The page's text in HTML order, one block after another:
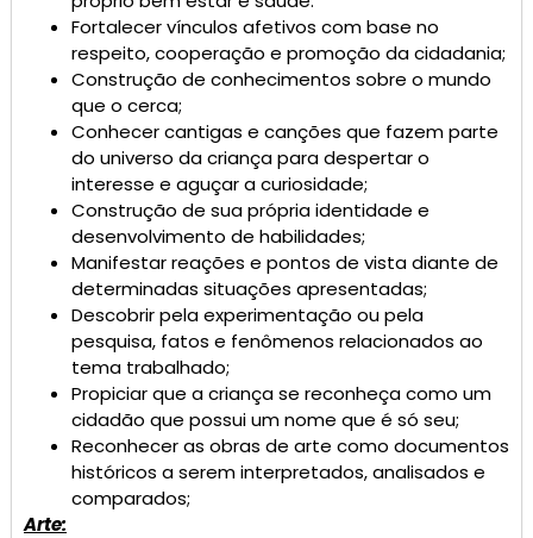
Fortalecer vínculos afetivos com base no
respeito, cooperação e promoção da cidadania;
Construção de conhecimentos sobre o mundo
que o cerca;
Conhecer cantigas e canções que fazem parte
do universo da criança para despertar o
interesse e aguçar a curiosidade;
Construção de sua própria identidade e
desenvolvimento de habilidades;
Manifestar reações e pontos de vista diante de
determinadas situações apresentadas;
Descobrir pela experimentação ou pela
pesquisa, fatos e fenômenos relacionados ao
tema trabalhado;
Propiciar que a criança se reconheça como um
cidadão que possui um nome que é só seu;
Reconhecer as obras de arte como documentos
históricos a serem interpretados, analisados e
comparados;
Arte: